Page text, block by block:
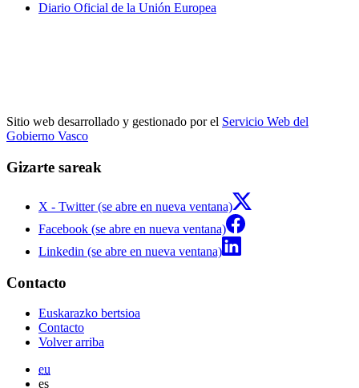
Diario Oficial de la Unión Europea
Sitio web desarrollado y gestionado por el Servicio Web del
Gobierno Vasco
Gizarte sareak
X - Twitter (se abre en nueva ventana)
Facebook (se abre en nueva ventana)
Linkedin (se abre en nueva ventana)
Contacto
Euskarazko bertsioa
Contacto
Volver arriba
eu
es